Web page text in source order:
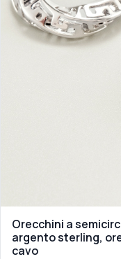
Orecchini a
argento sterling,
cavo